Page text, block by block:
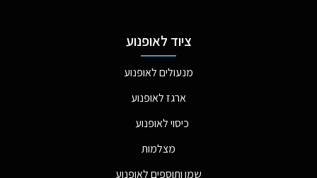
ציוד לאופנוע
מנעולים לאופנוע
ארגז לאופנוע
כיסוי לאופנוע
מצלמות
שמן ותוספים לאופנוע